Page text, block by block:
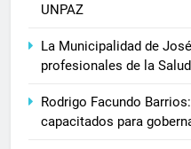
UNPAZ
La Municipalidad de
profesionales de la Salud
Rodrigo Facundo
capacitados para